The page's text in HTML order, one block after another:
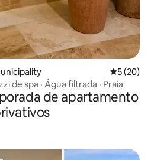
5 de uma
5 (20)
de spa · Água filtrada · Praia
de apartamento